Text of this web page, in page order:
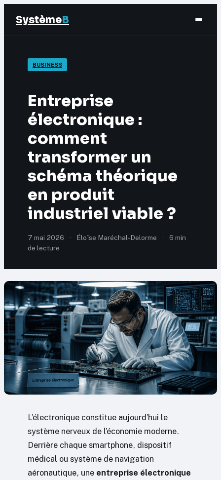
SystèmeB
Finance
Éducation & Emploi
Marketing
BUSINESS
Entreprise
électronique :
comment
transformer un
schéma théorique
en produit
industriel viable ?
7 mai 2026 · Éloïse Maréchal-Delorme ·
6 min
de lecture
L’électronique constitue aujourd’hui le
système nerveux de l’économie moderne.
Derrière chaque smartphone, dispositif
médical ou système de navigation
aéronautique, une entreprise électronique